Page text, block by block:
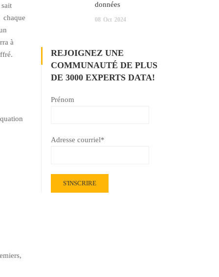
chaque
à
données
08 Oct 2024
REJOIGNEZ UNE
COMMUNAUTÉ DE PLUS
DE 3000 EXPERTS DATA!
Prénom
Adresse courriel*